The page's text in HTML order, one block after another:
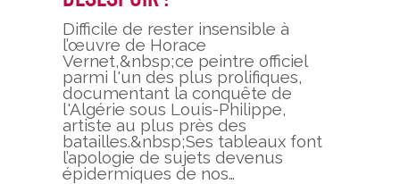
Difficile de rester insensible à
l’œuvre de Horace
Vernet,&nbsp;ce peintre officiel
parmi l'un des plus prolifiques,
documentant la conquête de
l'Algérie sous Louis-Philippe,
artiste au plus près des
batailles.&nbsp;Ses tableaux font
l’apologie de sujets devenus
épidermiques de nos…